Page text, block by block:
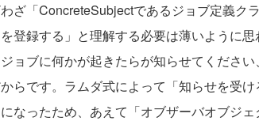
ざ「ConcreteSubjectであるジョブ定義ク
登録する」と理解する必要は薄いように
ョブに何かが起きたらが知らせてくださ
らです。ラムダ式によって「知らせを受
なったため、あえて「オブザーバオブジ